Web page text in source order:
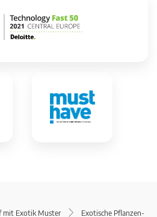
mit Exotik Muster
Exotische Pflanzen-